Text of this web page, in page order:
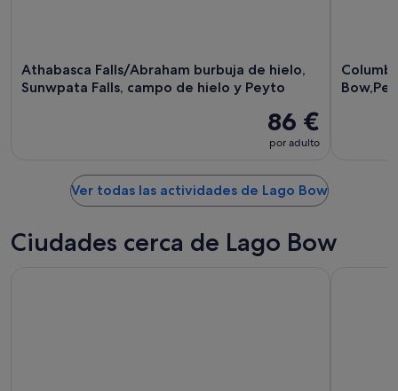
Athabasca Falls/Abraham burbuja de hielo,
Sunwpata Falls, campo de hielo y Peyto
86 €
por adulto
Ver todas las actividades de Lago Bow
Ciudades cerca de Lago Bow